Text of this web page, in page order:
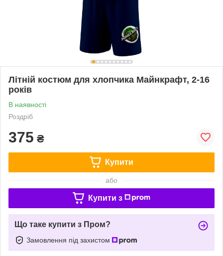
Літній костюм для хлопчика Майнкрафт, 2-16
років
В наявності
Роздріб
375 ₴
Купити
або
Купити з
Що таке купити з Пром?
Замовлення під захистом